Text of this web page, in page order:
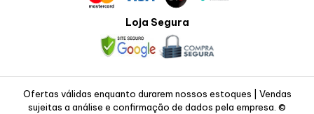
Loja Segura
Ofertas válidas enquanto durarem nossos estoques | Vendas
sujeitas a análise e confirmação de dados pela empresa. ©